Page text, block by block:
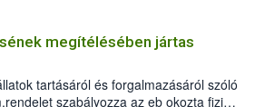
megítélésében jártas
tartásáról és forgalmazásáról szóló
szabályozza az eb okozta fizikai